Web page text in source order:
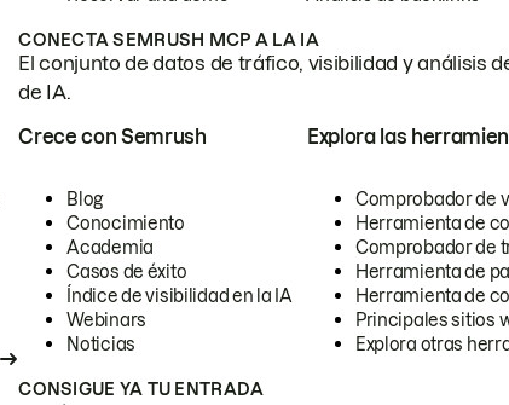
CONECTA SEMRUSH MCP A LA IA
El conjunto de datos de tráfico, visibilidad y análisis
de IA.
Crece con Semrush
Blog
Conocimiento
Academia
Casos de éxito
Índice de visibilidad en la IA
Webinars
Noticias
Explora las
Comprobador de
Herramienta de
Comprobador de
Herramienta de
Herramienta de
Principales sitios
Explora otras
CONSIGUE YA TU ENTRADA